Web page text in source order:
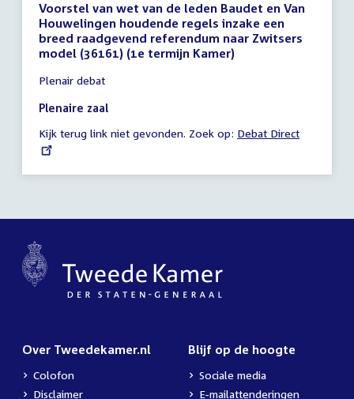
Voorstel van wet van de leden Baudet en Van
Houwelingen houdende regels inzake een
breed raadgevend referendum naar Zwitsers
model (36161) (1e termijn Kamer)
vergadering
19:15
20:08
uur
Plenair debat
Plenaire zaal
Kijk terug link niet gevonden. Zoek op: External
Debat Direct
Over Tweedekamer.nl
Colofon
Disclaimer
Blijf op de hoogte
Sociale media
E-mailattenderingen